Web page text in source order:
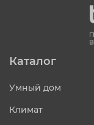
Каталог
Умный дом
Климат